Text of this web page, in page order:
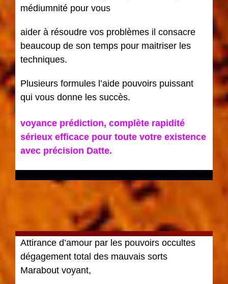
médiumnité pour vous
aider à résoudre vos problèmes il consacre
beaucoup de son temps pour maitriser les
techniques.
Plusieurs formules l’aide pouvoirs puissant
qui vous donne les succès.
voyance prédiction, complète rapidité
sérieux efficace pour toute votre existence
avec précision Datte.
Attirance d’amour par les pouvoirs occultes
dégagement total des mauvais sorts
Marabout voyant,